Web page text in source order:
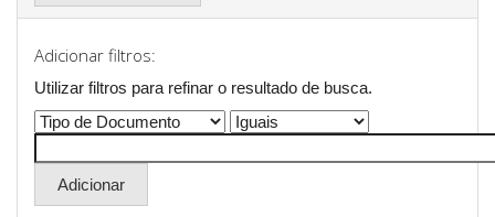
Adicionar filtros:
Utilizar filtros para refinar o resultado de busca.